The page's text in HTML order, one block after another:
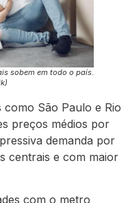
sobem em todo o país.
São Paulo e Rio
preços médios por
demanda por
centrais e com maior
com o metro